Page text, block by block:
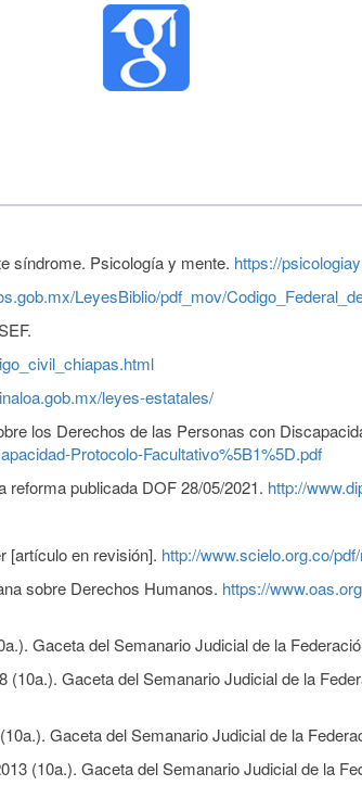
síndrome. Psicología y mente. https://
LeyesBiblio/pdf_mov/
leyes-estatales/
los Derechos de las Personas con
Protocolo-Facultativo%5B1%5D.pdf
publicada DOF 28/05/2021. http://
[artículo en revisión]. http://www.scielo.org.co/
sobre Derechos Humanos. https://
Gaceta del Semanario Judicial de la
Gaceta del Semanario Judicial de la
Gaceta del Semanario Judicial de la
(10a.). Gaceta del Semanario Judicial de la